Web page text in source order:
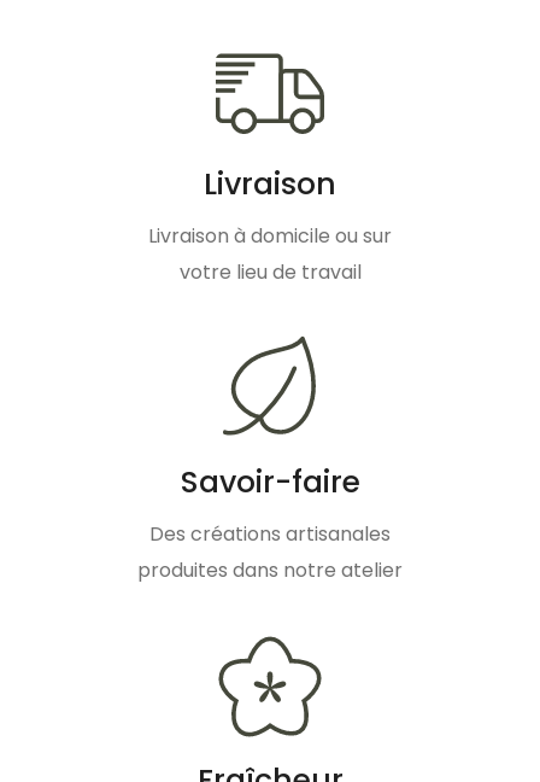
Livraison
Livraison à domicile ou sur
votre lieu de travail
Savoir-faire
Des créations artisanales
produites dans notre atelier